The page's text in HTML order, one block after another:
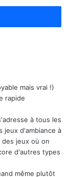
mais vrai !)
rapide
à tous les
jeux d'ambiance à
des jeux où on
d'autres types
même plutôt